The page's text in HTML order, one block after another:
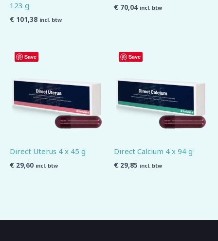
123 g
€ 101,38 incl. btw
€ 70,04 incl. btw
Save
Direct Uterus 4 x 45 g
€ 29,60 incl. btw
Save
Direct Calcium 4 x 94 g
€ 29,85 incl. btw